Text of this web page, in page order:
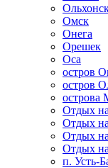
Омск
Онега
Орешек
Оса
остров
остров
острова
Отдых
Отдых
Отдых на
Отдых на
п. Усть-